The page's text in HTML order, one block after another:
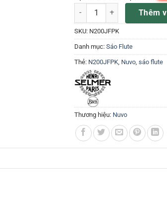
NUVO N200JFPK Kèn loại
Thêm
SKU: N200JFPK
Danh mục: Sáo Flute
Thẻ: N200JFPK Nuvo sáo flute
Thương hiệu: Nuvo